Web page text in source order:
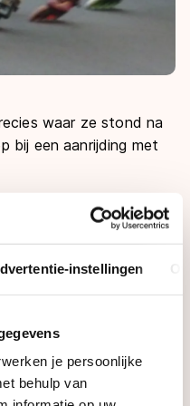
instellingen
je persoonlijke
behulp van
waar ze stond na
bij een aanrijding met
me meer in een
bijvoorbeeld geen
wist dat het kon.”
de Italiaanse
en